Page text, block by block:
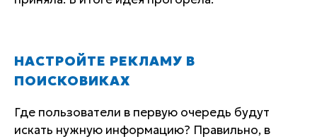
НАСТРОЙТЕ РЕКЛАМУ В
ПОИСКОВИКАХ
Где пользователи в первую очередь будут
искать нужную информацию? Правильно, в